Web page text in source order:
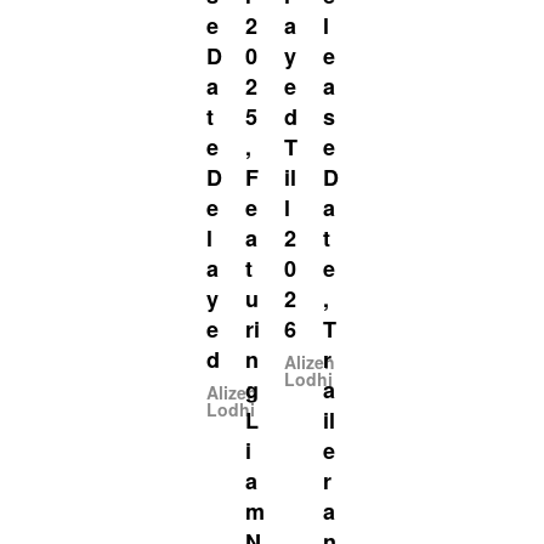
e
D
a
t
e
D
e
l
a
y
e
d
Alizeh
Lodhi
2
0
2
5
,
F
e
a
t
u
ri
n
g
L
i
a
m
a
y
e
d
T
il
l
2
0
2
6
Alizeh
Lodhi
l
e
a
s
e
D
a
t
e
,
T
r
a
il
e
r
a